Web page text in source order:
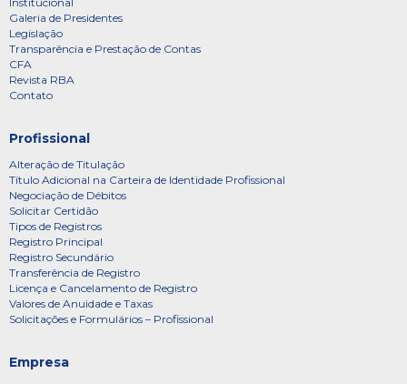
Galeria de Presidentes
Legislação
Transparência e Prestação de Contas
CFA
Revista RBA
Contato
Profissional
Alteração de Titulação
Título Adicional na Carteira de Identidade Profissional
Negociação de Débitos
Solicitar Certidão
Tipos de Registros
Registro Principal
Registro Secundário
Transferência de Registro
Licença e Cancelamento de Registro
Valores de Anuidade e Taxas
Solicitações e Formulários – Profissional
Empresa